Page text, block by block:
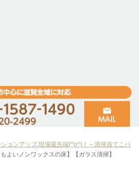
ョンアップ,現場最先端(^o^)！～清掃員てこパ
よいノンワックスの床】【ガラス清掃】